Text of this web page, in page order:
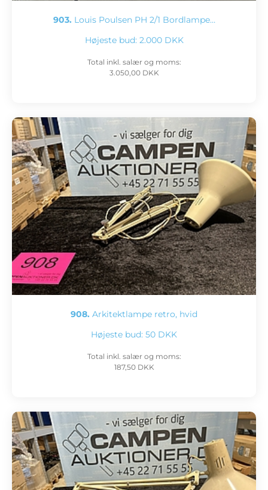
903. Louis Poulsen PH 2/1 Bordlampe…
Højeste bud: 2.000 DKK
Total inkl. salær og moms:
3.050,00 DKK
908. Arkitektlampe retro, hvid
Højeste bud: 50 DKK
Total inkl. salær og moms:
187,50 DKK